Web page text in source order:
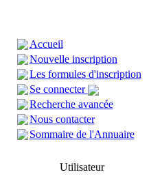
Accueil
Nouvelle inscription
Les formules d'inscription
Se connecter
Recherche avancée
Nous contacter
Sommaire de l'Annuaire
Utilisateur